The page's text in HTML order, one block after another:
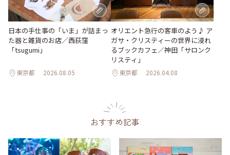
日本の手仕事の「いま」が詰まっ
た器と雑貨のお店／西荻窪
「tsugumi」
東京都 2026.08.05
オリエント急行の客車のよう♪ ア
ガサ・クリスティーの世界に浸れ
るブックカフェ／神田「サロンク
リスティ」
東京都 2026.04.08
おすすめ記事